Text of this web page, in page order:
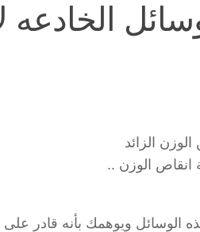
الخادعه
الزائد
انقاص الوزن ..
الوسائل ويوهمك بأنه قادر